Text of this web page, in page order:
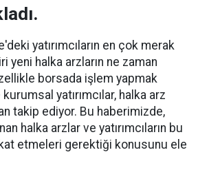
yatırımcıların en çok merak
yeni halka arzların ne zaman
borsada işlem yapmak
yatırımcılar, halka arz
takip ediyor. Bu haberimizde,
halka arzlar ve yatırımcıların bu
etmeleri gerektiği konusunu ele